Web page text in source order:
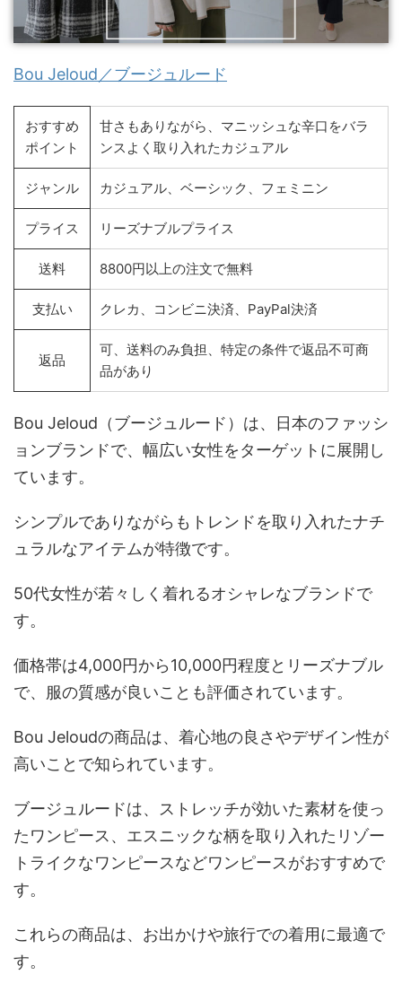
Bou Jeloud／ブージュルード
おすすめ
ポイント
甘さもありながら、マニッシュな辛口をバラ
ンスよく取り入れたカジュアル
ジャンル カジュアル、ベーシック、フェミニン
プライス リーズナブルプライス
送料 8800円以上の注文で無料
支払い クレカ、コンビニ決済、PayPal決済
返品
可、送料のみ負担、特定の条件で返品不可商
品があり
Bou Jeloud（ブージュルード）は、日本のファッシ
ョンブランドで、幅広い女性をターゲットに展開し
ています。
シンプルでありながらもトレンドを取り入れたナチ
ュラルなアイテムが特徴です。
50代女性が若々しく着れるオシャレなブランドで
す。
価格帯は4,000円から10,000円程度とリーズナブル
で、服の質感が良いことも評価されています。
Bou Jeloudの商品は、着心地の良さやデザイン性が
高いことで知られています。
ブージュルードは、ストレッチが効いた素材を使っ
たワンピース、エスニックな柄を取り入れたリゾー
トライクなワンピースなどワンピースがおすすめで
す。
これらの商品は、お出かけや旅行での着用に最適で
す。